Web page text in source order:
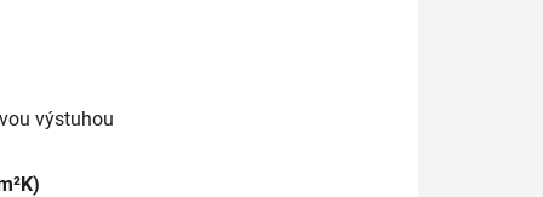
výstuhou